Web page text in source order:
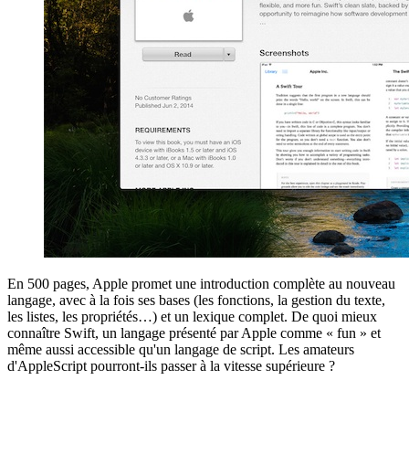
En 500 pages, Apple promet une introduction complète au nouveau
langage, avec à la fois ses bases (les fonctions, la gestion du texte,
les listes, les propriétés…) et un lexique complet. De quoi mieux
connaître Swift, un langage présenté par Apple comme « fun » et
même aussi accessible qu'un langage de script. Les amateurs
d'AppleScript pourront-ils passer à la vitesse supérieure ?